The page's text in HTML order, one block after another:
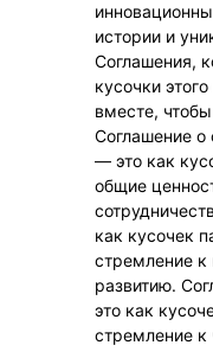
истории и
Соглашения,
кусочки
вместе,
Соглашение о
— это как
общие
как кусочек
стремление к
развитию.
это как
стремление к